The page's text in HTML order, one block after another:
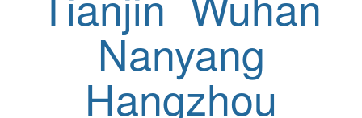
Nanyang
Hangzhou